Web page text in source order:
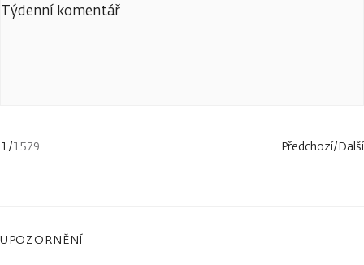
Týdenní komentář
1/1579 Předchozí/Další
UPOZORNĚNÍ